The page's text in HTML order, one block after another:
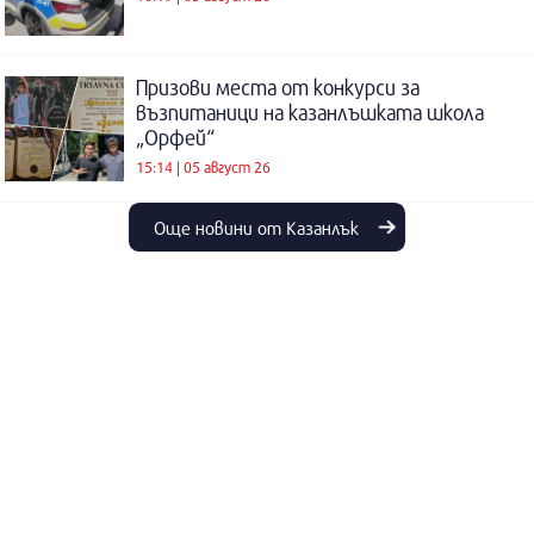
Призови места от конкурси за
възпитаници на казанлъшката школа
„Орфей“
15:14 | 05 август 26
Още новини от Казанлък